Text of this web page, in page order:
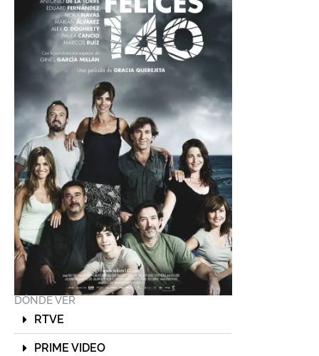
DÓNDE VER
RTVE
PRIME VIDEO